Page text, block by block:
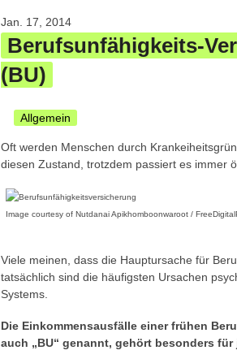
Jan. 17, 2014
Berufsunfähigkeits-
(BU)
Allgemein
Oft werden Menschen durch
diesen Zustand, trotzdem passiert es immer
Image courtesy of Nutdanai Apikhomboonwaroot /
Viele meinen, dass die Hauptursache für
tatsächlich sind die häufigsten Ursachen
Systems.
Die Einkommensausfälle einer frühen
auch „BU“ genannt, gehört besonders